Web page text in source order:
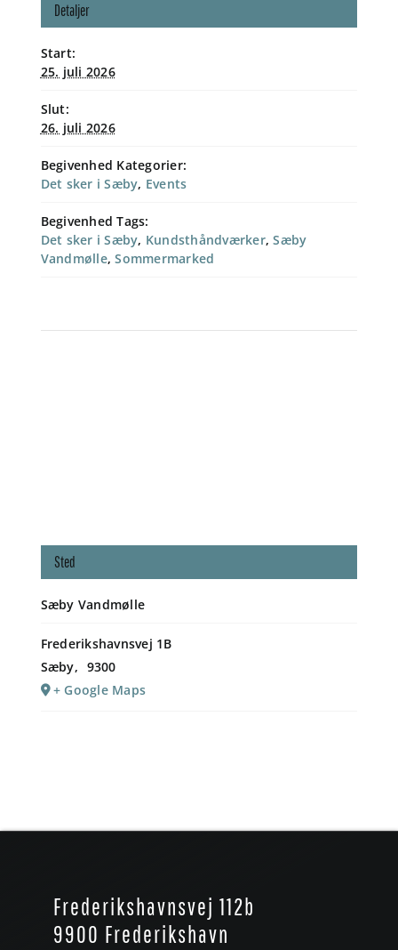
Detaljer
Start:
25. juli 2026
Slut:
26. juli 2026
Begivenhed Kategorier:
Det sker i Sæby, Events
Begivenhed Tags:
Det sker i Sæby, Kundsthåndværker,Sæby
Vandmølle,Sommermarked
Sted
Sæby Vandmølle
Frederikshavnsvej 1B
Sæby, 9300
+ Google Maps
Frederikshavnsvej 112b
9900 Frederikshavn